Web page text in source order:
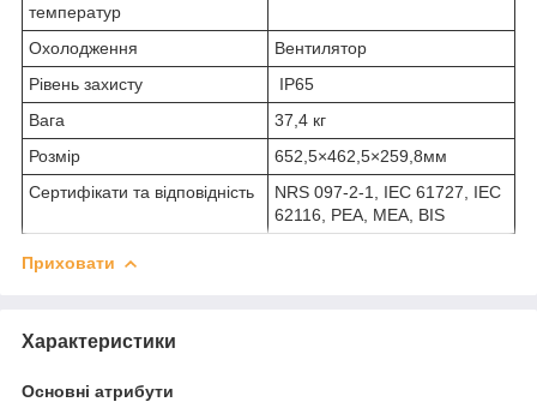
температур
Охолодження
Вентилятор
Рівень захисту
ІР65
Вага
37,4 кг
Розмір
652,5×462,5×259,8мм
Сертифікати та відповідність
NRS 097-2-1, IEC 61727, IEC
62116, PEA, MEA, BIS
Приховати
Характеристики
Основні атрибути